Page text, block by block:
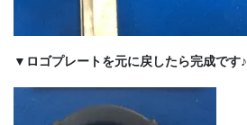
▼ロゴプレートを元に戻したら完成です♪